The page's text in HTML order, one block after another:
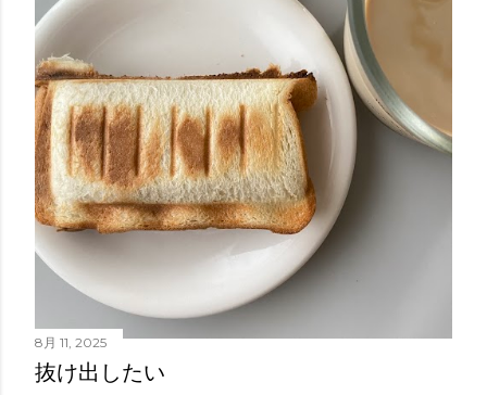
稿
8月 11, 2025
抜け出したい